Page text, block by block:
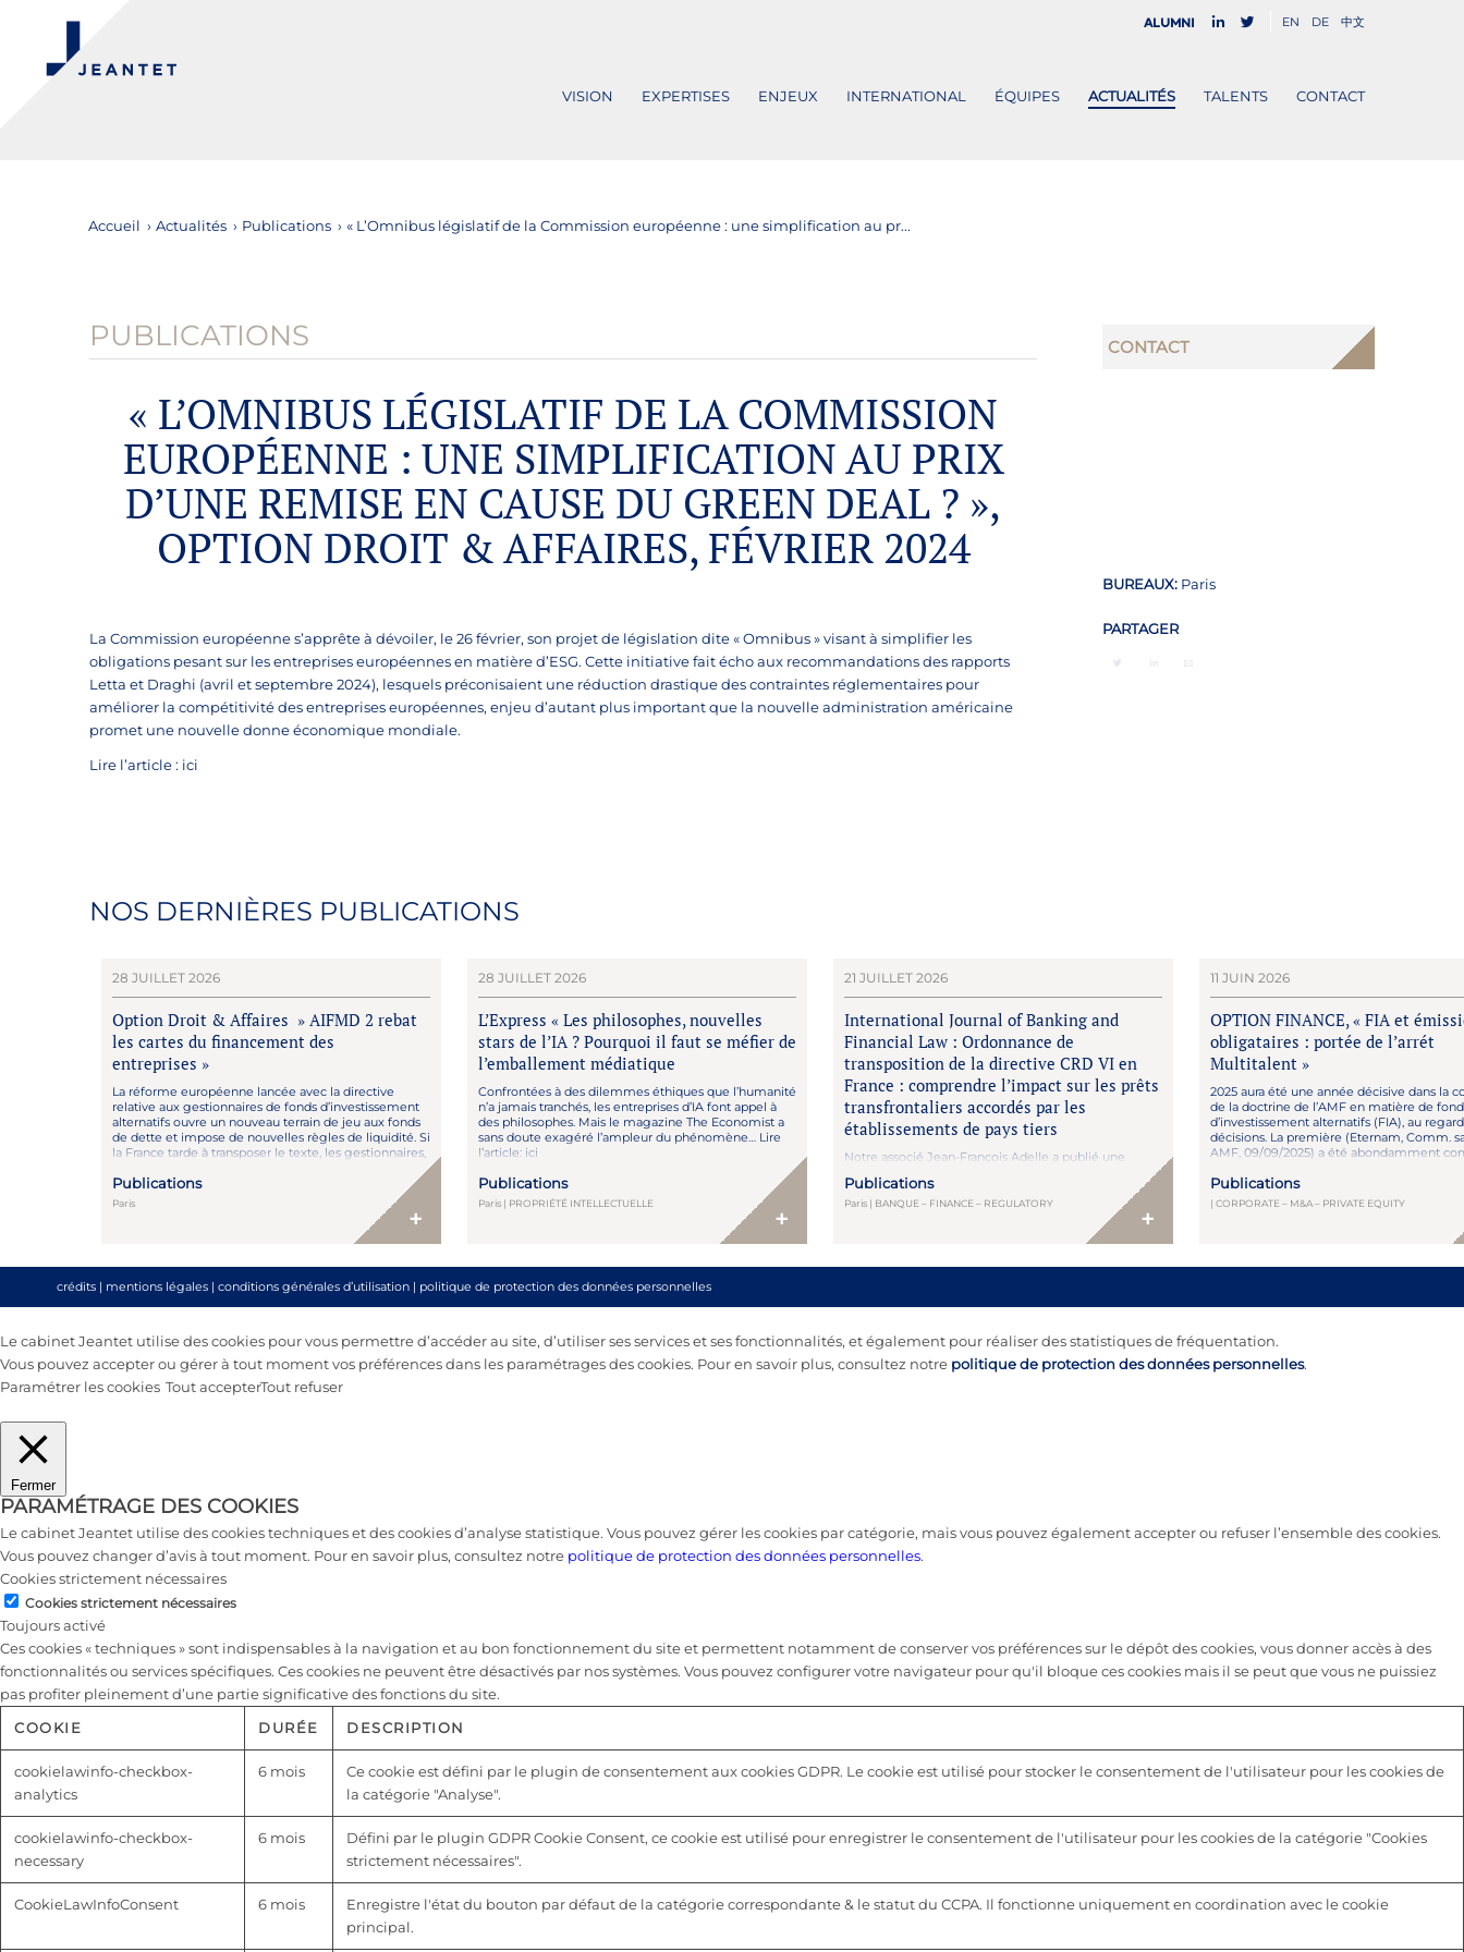
Alumni EN DE 中文
VISION EXPERTISES ENJEUX INTERNATIONAL ÉQUIPES ACTUALITÉS TALENTS CONTACT
Accueil › Actualités › Publications › « L’Omnibus législatif de la Commission européenne : une simplification au pr...
PUBLICATIONS
« L’OMNIBUS LÉGISLATIF DE LA COMMISSION
EUROPÉENNE : UNE SIMPLIFICATION AU PRIX
D’UNE REMISE EN CAUSE DU GREEN DEAL ? »,
OPTION DROIT & AFFAIRES, FÉVRIER 2024
La Commission européenne s’apprête à dévoiler, le 26 février, son projet de législation dite « Omnibus » visant à simplifier les
obligations pesant sur les entreprises européennes en matière d’ESG. Cette initiative fait écho aux recommandations des rapports
Letta et Draghi (avril et septembre 2024), lesquels préconisaient une réduction drastique des contraintes réglementaires pour
améliorer la compétitivité des entreprises européennes, enjeu d’autant plus important que la nouvelle administration américaine
promet une nouvelle donne économique mondiale.
Lire l’article : ici
CONTACT
BUREAUX: Paris
PARTAGER
NOS DERNIÈRES PUBLICATIONS
28 JUILLET 2026
Option Droit & Affaires » AIFMD 2 rebat
les cartes du financement des
entreprises »
La réforme européenne lancée avec la directive
relative aux gestionnaires de fonds d’investissement
alternatifs ouvre un nouveau terrain de jeu aux fonds
de dette et impose de nouvelles règles de liquidité. Si
la France tarde à transposer le texte, les gestionnaires,
Publications
Paris
+
28 JUILLET 2026
L’Express « Les philosophes, nouvelles
stars de l’IA ? Pourquoi il faut se méfier de
l’emballement médiatique
Confrontées à des dilemmes éthiques que l’humanité
n’a jamais tranchés, les entreprises d’IA font appel à
des philosophes. Mais le magazine The Economist a
sans doute exagéré l’ampleur du phénomène… Lire
l’article: ici
Publications
Paris | PROPRIÉTÉ INTELLECTUELLE
+
21 JUILLET 2026
International Journal of Banking and
Financial Law : Ordonnance de
transposition de la directive CRD VI en
France : comprendre l’impact sur les prêts
transfrontaliers accordés par les
établissements de pays tiers
Notre associé Jean-François Adelle a publié une
International Banking and Financial Law (juillet 2026),
examinant comment la transposition par la France de
la directive CRD VI redéfinit le cadre applicable aux
prêts transfrontaliers accordés par des établissements
de pays tiers. Adoptée par l’ordonnance n° 2026-255
du 8 avril […]
Publications
Paris | BANQUE – FINANCE – REGULATORY
+
11 JUIN 2026
OPTION FINANCE, « FIA et
obligataires : portée de l’arrét
Multitalent »
2025 aura été une année décisive dans la
de la doctrine de l’AMF en matière de
d’investissement alternatifs (FIA), au
décisions. La première (Eternam, Comm.
AMF, 09/09/2025) a été abondamment
P. Portier, 10/12/2025). La seconde,
Conseil d’Etat (AFC Multitalent, […]
Publications
| CORPORATE – M&A – PRIVATE EQUITY
crédits | mentions légales | conditions générales d’utilisation | politique de protection des données personnelles
Le cabinet Jeantet utilise des cookies pour vous permettre d’accéder au site, d’utiliser ses services et ses fonctionnalités, et également pour réaliser des statistiques de fréquentation.
Vous pouvez accepter ou gérer à tout moment vos préférences dans les paramétrages des cookies. Pour en savoir plus, consultez notre politique de protection des données personnelles.
Paramétrer les cookies Tout accepterTout refuser
Fermer
PARAMÉTRAGE DES COOKIES
Le cabinet Jeantet utilise des cookies techniques et des cookies d’analyse statistique. Vous pouvez gérer les cookies par catégorie, mais vous pouvez également accepter ou refuser l’ensemble des cookies.
Vous pouvez changer d’avis à tout moment. Pour en savoir plus, consultez notre politique de protection des données personnelles.
Cookies strictement nécessaires
Cookies strictement nécessaires
Toujours activé
Ces cookies « techniques » sont indispensables à la navigation et au bon fonctionnement du site et permettent notamment de conserver vos préférences sur le dépôt des cookies, vous donner accès à des
fonctionnalités ou services spécifiques. Ces cookies ne peuvent être désactivés par nos systèmes. Vous pouvez configurer votre navigateur pour qu'il bloque ces cookies mais il se peut que vous ne puissiez
pas profiter pleinement d’une partie significative des fonctions du site.
COOKIE
DURÉE DESCRIPTION
cookielawinfo-checkbox-
analytics
6 mois
Ce cookie est défini par le plugin de consentement aux cookies GDPR. Le cookie est utilisé pour stocker le consentement de l'utilisateur pour les cookies de
la catégorie "Analyse".
cookielawinfo-checkbox-
necessary
6 mois
Défini par le plugin GDPR Cookie Consent, ce cookie est utilisé pour enregistrer le consentement de l'utilisateur pour les cookies de la catégorie "Cookies
strictement nécessaires".
CookieLawInfoConsent 6 mois
Enregistre l'état du bouton par défaut de la catégorie correspondante & le statut du CCPA. Il fonctionne uniquement en coordination avec le cookie
principal.